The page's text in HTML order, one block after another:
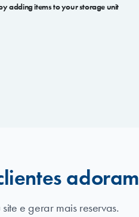
adding items to your storage unit
adoram
e gerar mais reservas.